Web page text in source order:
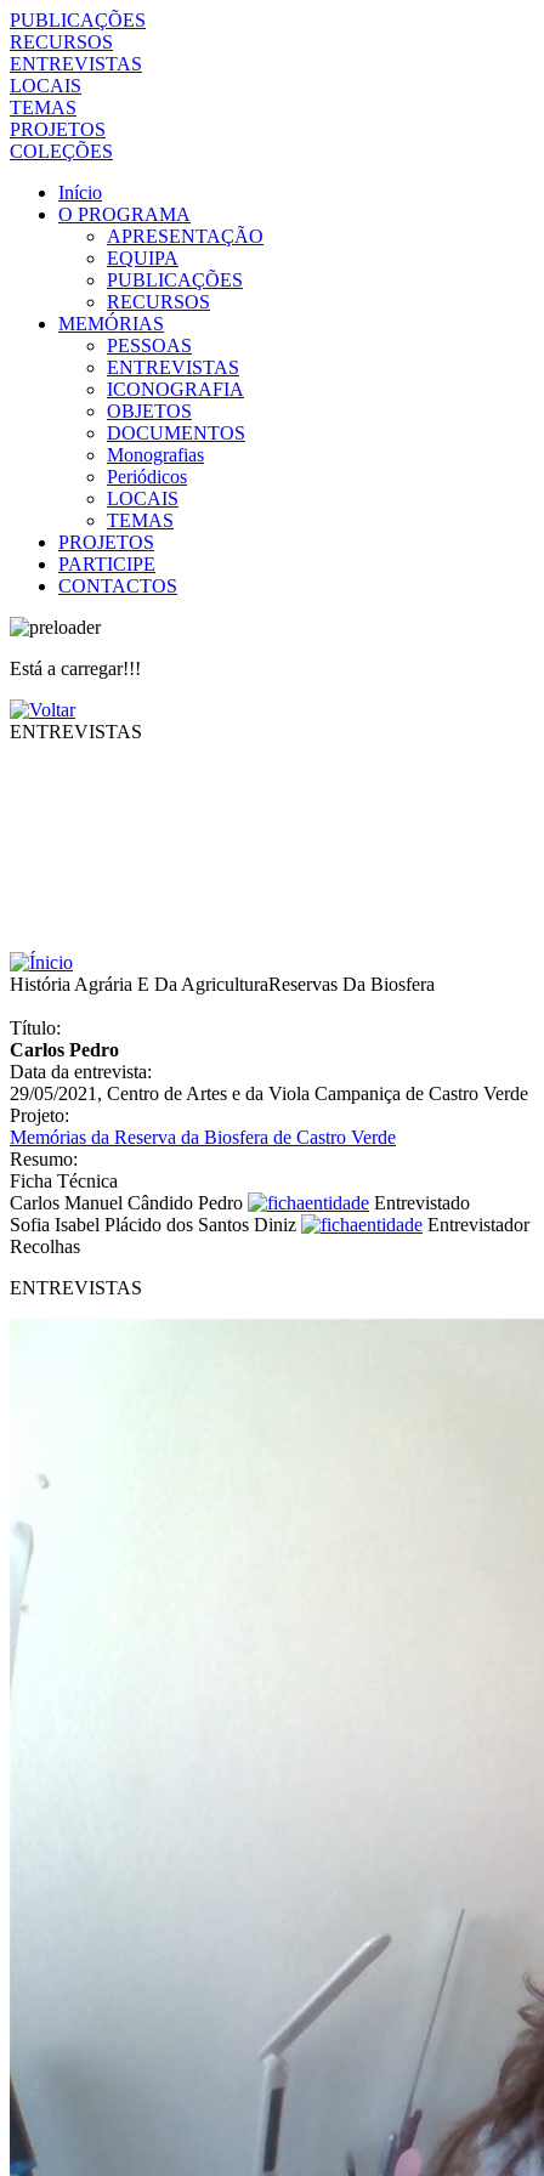
PUBLICAÇÕES
RECURSOS
ENTREVISTAS
LOCAIS
TEMAS
PROJETOS
COLEÇÕES
Início
O PROGRAMA
APRESENTAÇÃO
EQUIPA
PUBLICAÇÕES
RECURSOS
MEMÓRIAS
PESSOAS
ENTREVISTAS
ICONOGRAFIA
OBJETOS
DOCUMENTOS
Monografias
Periódicos
LOCAIS
TEMAS
PROJETOS
PARTICIPE
CONTACTOS
Está a carregar!!!
ENTREVISTAS
História Agrária E Da AgriculturaReservas Da Biosfera
Título:
Carlos Pedro
Data da entrevista:
29/05/2021, Centro de Artes e da Viola Campaniça de Castro Verde
Projeto:
Memórias da Reserva da Biosfera de Castro Verde
Resumo:
Ficha Técnica
Carlos Manuel Cândido Pedro
Entrevistado
Sofia Isabel Plácido dos Santos Diniz
Entrevistador
Recolhas
ENTREVISTAS